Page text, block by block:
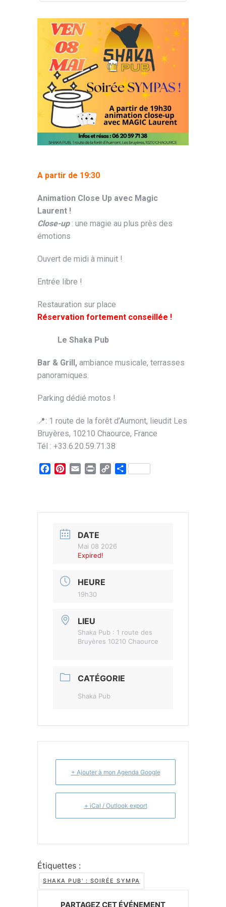
A partir de 19:30
Animation Close Up avec Magic
Laurent !
Close-up : une magie au plus près des
émotions
Ouvert de midi à minuit !
Entrée libre !
Restauration sur place
Réservation fortement conseillée !
Le Shaka Pub
Bar & Grill, ambiance musicale, terrasses
panoramiques.
Parking dédié motos !
📍: 1 route de la forêt d’Aumont, lieudit Les
Bruyères, 10210 Chaource, France
Tél : +33.6.20.59.71.38
Facebook
Pinterest
Email Print
CopyPartager
DATE
Mai 08 2026
Expired!
HEURE
19h30
LIEU
Shaka Pub : 1 route des
Bruyères 10210 Chaource
CATÉGORIE
Shaka Pub
+ Ajouter à mon Agenda Google
+ iCal / Outlook export
Étiquettes :
SHAKA PUB' : SOIRÉE SYMPA
PARTAGEZ CET ÉVÉNEMENT